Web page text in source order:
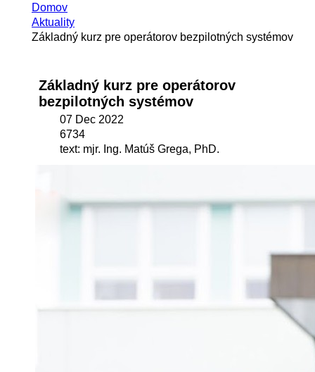
Domov
Aktuality
Základný kurz pre operátorov bezpilotných systémov
Základný kurz pre operátorov
bezpilotných systémov
07 Dec 2022
6734
text: mjr. Ing. Matúš Grega, PhD.